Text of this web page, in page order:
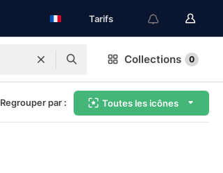
Tarifs
Collections 0
Regrouper par : Toutes les icônes